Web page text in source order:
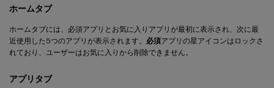
ホームタブ
ホームタブには、必須アプリとお気に入りアプリが最初に表示され、次に最
近使用した5つのアプリが表示されます。 必須アプリの星アイコンはロックさ
れており、ユーザーはお気に入りから削除できません。
アプリタブ